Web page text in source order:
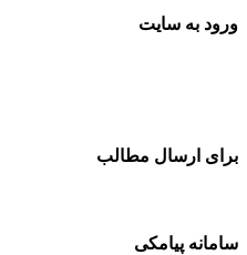
ورود به سایت
برای ارسال مطالب
سامانه پیامکی